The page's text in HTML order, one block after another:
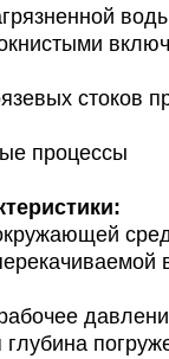
стоков
процессы